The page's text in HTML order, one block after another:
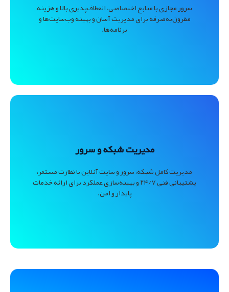
سرور مجازی با منابع اختصاصی، انعطاف‌پذیری بالا و هزینه
مقرون‌به‌صرفه برای مدیریت آسان و بهینه وب‌سایت‌ها و
برنامه‌ها.
مدیریت شبکه و سرور
مدیریت کامل شبکه، سرور و سایت آنلاین با نظارت مستمر،
پشتیبانی فنی ۲۴/۷ و بهینه‌سازی عملکرد برای ارائه خدمات
پایدار و امن.